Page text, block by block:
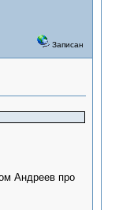
Записан
Андреев про